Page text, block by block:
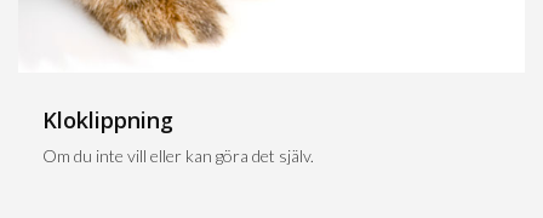
Kloklippning
Om du inte vill eller kan göra det själv.